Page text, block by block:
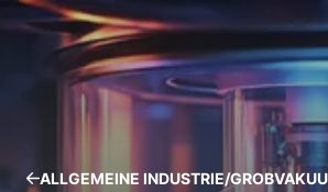
ALLGEMEINE INDUSTRIE/